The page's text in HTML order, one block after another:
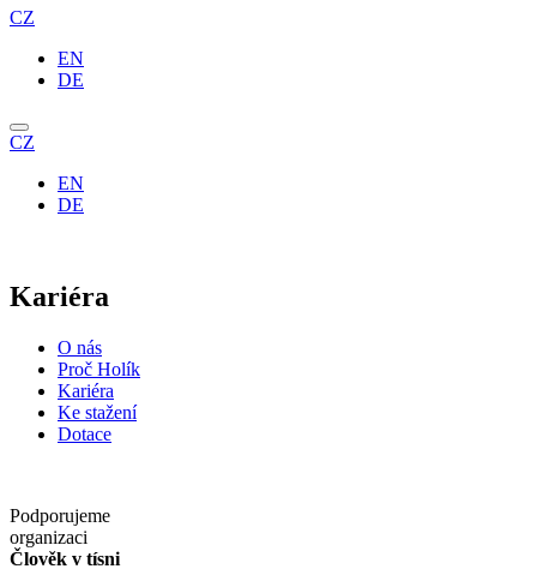
CZ
EN
DE
CZ
EN
DE
Kariéra
O nás
Proč Holík
Kariéra
Ke stažení
Dotace
Podporujeme
organizaci
Člověk v tísni